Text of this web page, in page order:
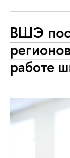
ВШЭ
работе